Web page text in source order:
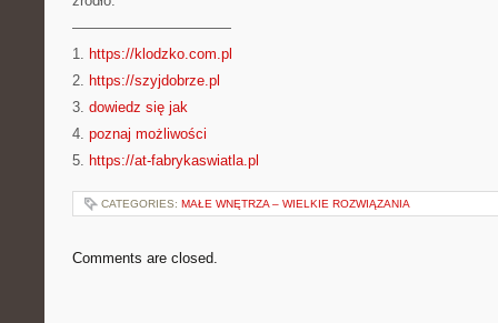
———————————
1. https://klodzko.com.pl
2. https://szyjdobrze.pl
3. dowiedz się jak
4. poznaj możliwości
5. https://at-fabrykaswiatla.pl
CATEGORIES: MAŁE WNĘTRZA – WIELKIE ROZWIĄZANIA
Comments are closed.